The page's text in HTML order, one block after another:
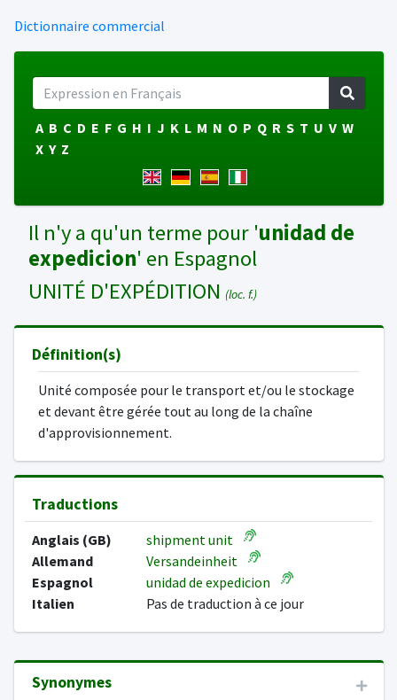
Dictionnaire commercial
A B C D E F G H I J K L M N O P Q R S T U V W
X Y Z
Il n'y a qu'un terme pour 'unidad de
expedicion' en Espagnol
UNITÉ D'EXPÉDITION (loc. f.)
Définition(s)
Unité composée pour le transport et/ou le stockage
et devant être gérée tout au long de la chaîne
d'approvisionnement.
Traductions
Anglais (GB)
shipment unit
Allemand
Versandeinheit
Espagnol
unidad de expedicion
Italien
Pas de traduction à ce jour
Synonymes